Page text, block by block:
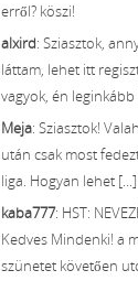
erről? köszi!
alxird: Sziasztok,
láttam, lehet itt
vagyok, én leginkább
Meja: Sziasztok!
után csak most
liga. Hogyan lehet [...]
kaba777: HST:
Kedves Mindenki! a
szünetet követően